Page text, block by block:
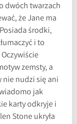
dwóch twarzach
że Jane ma
środki,
i to
zemsty, a
nudzi się ani
jak
karty odkryje i
Stone ukryła